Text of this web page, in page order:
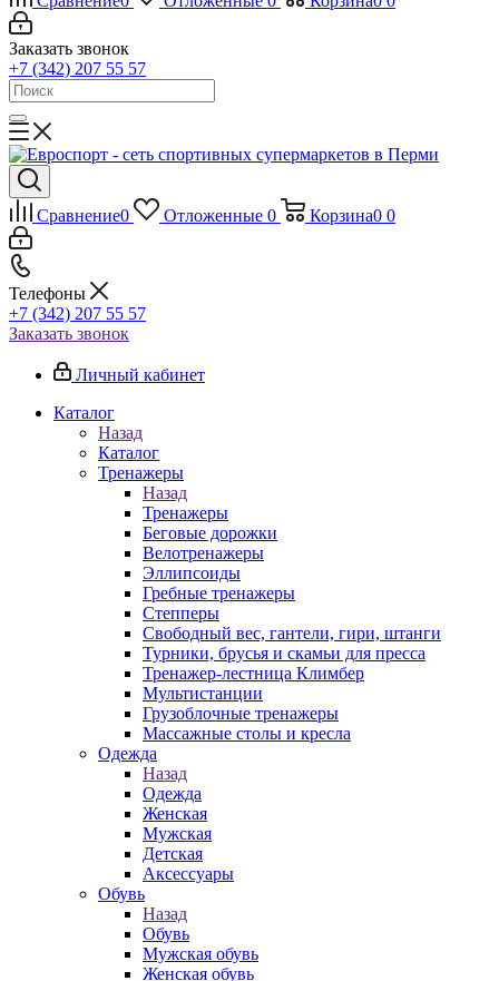
Заказать звонок
+7 (342) 207 55 57
Сравнение0 Отложенные 0 Корзина0 0
Телефоны
+7 (342) 207 55 57
Заказать звонок
Личный кабинет
Каталог
Назад
Каталог
Тренажеры
Назад
Тренажеры
Беговые дорожки
Велотренажеры
Эллипсоиды
Гребные тренажеры
Степперы
Свободный вес, гантели, гири, штанги
Турники, брусья и скамьи для пресса
Тренажер-лестница Климбер
Мультистанции
Грузоблочные тренажеры
Массажные столы и кресла
Одежда
Назад
Одежда
Женская
Мужская
Детская
Аксессуары
Обувь
Назад
Обувь
Мужская обувь
Женская обувь